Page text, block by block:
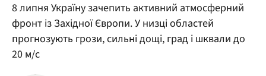
Політика
8 липня Україну зачепить активний атмосферний
фронт із Західної Європи. У низці областей
прогнозують грози, сильні дощі, град і шквали до
20 м/с